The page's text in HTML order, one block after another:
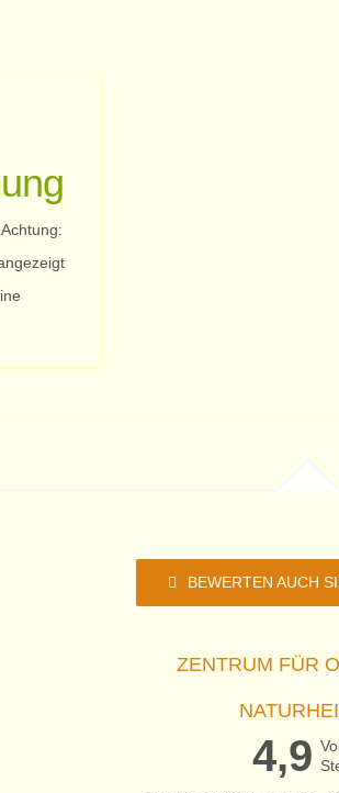
BEWERTEN AUCH
ZENTRUM FÜR
4,9